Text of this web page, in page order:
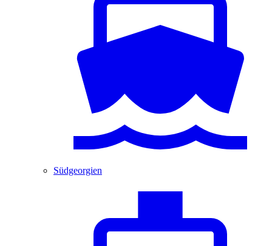
Südgeorgien